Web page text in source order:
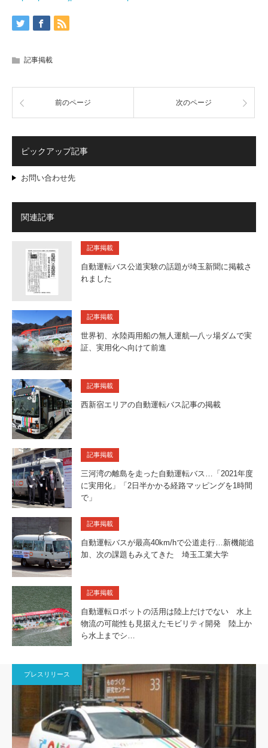
記事掲載
前のページ 次のページ
ピックアップ記事
お問い合わせ先
関連記事
記事掲載
自動運転バス公道実験の話題が埼玉新聞に掲載さ
れました
記事掲載
世界初、水陸両用船の無人運航—八ッ場ダムで実
証、実用化へ向けて前進
記事掲載
西新宿エリアの自動運転バス記事の掲載
記事掲載
三河湾の離島を走った自動運転バス…「2021年度
に実用化」「2日半かかる経路マッピングを1時間
で」
記事掲載
自動運転バスが最高40km/hで公道走行…新機能追
加、次の課題もみえてきた 埼玉工業大学
記事掲載
自動運転ロボットの活用は陸上だけでない 水上
物流の可能性も見据えたモビリティ開発 陸上か
ら水上までシ…
プレスリリース